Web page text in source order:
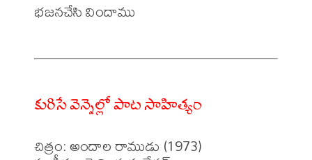
భజనచేసి విందాము
కురిసే వెన్నెల్లో పాట సాహిత్యం
చిత్రం: అందాల రాముడు (1973)